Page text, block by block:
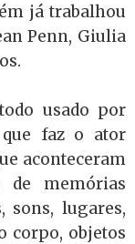
já trabalhou
Penn, Giulia
usado por
faz o ator
aconteceram
memórias
sons, lugares,
corpo, objetos